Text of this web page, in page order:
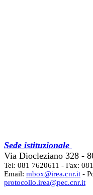
Sede istituzionale
Via Diocleziano 328 -
Tel: 081 7620611 - Fax:
Email: mbox@irea.cnr.it -
protocollo.irea@pec.cnr.it